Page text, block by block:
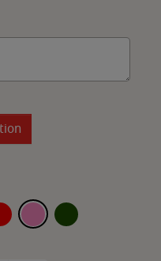
GUIMAUVEFOUGÈRE